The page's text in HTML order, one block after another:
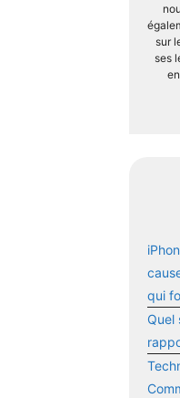
sur
ses
qui
Quel